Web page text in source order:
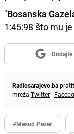
"Bosanska
1:45:98 što mu
Dodajte
Radiosarajevo.ba
mreža Twitter |
#Mesud Pezer